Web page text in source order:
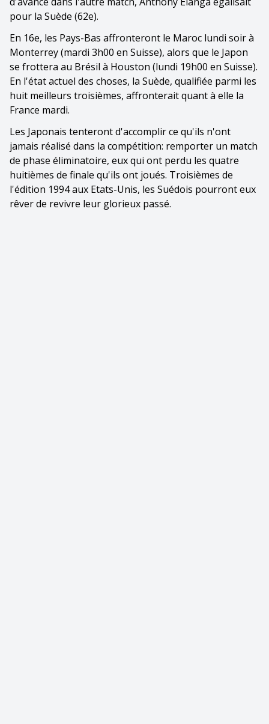
pour la Suède (62e).
En 16e, les Pays-Bas affronteront le Maroc lundi soir à
Monterrey (mardi 3h00 en Suisse), alors que le Japon
se frottera au Brésil à Houston (lundi 19h00 en Suisse).
En l'état actuel des choses, la Suède, qualifiée parmi les
huit meilleurs troisièmes, affronterait quant à elle la
France mardi.
Les Japonais tenteront d'accomplir ce qu'ils n'ont
jamais réalisé dans la compétition: remporter un match
de phase éliminatoire, eux qui ont perdu les quatre
huitièmes de finale qu'ils ont joués. Troisièmes de
l'édition 1994 aux Etats-Unis, les Suédois pourront eux
rêver de revivre leur glorieux passé.